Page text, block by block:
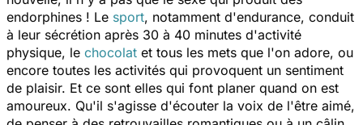
endorphines ! Le sport, notamment d'endurance, conduit
à leur sécrétion après 30 à 40 minutes d'activité
physique, le chocolat et tous les mets que l'on adore, ou
encore toutes les activités qui provoquent un sentiment
de plaisir. Et ce sont elles qui font planer quand on est
amoureux. Qu'il s'agisse d'écouter la voix de l'être aimé,